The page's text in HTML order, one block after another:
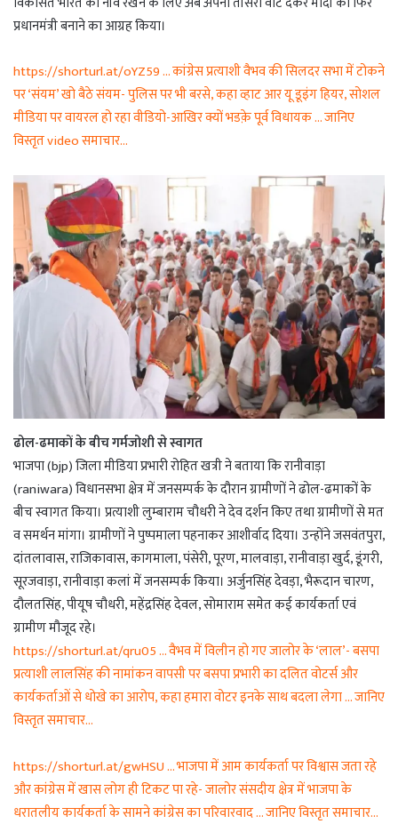
प्रधानमंत्री बनाने का आग्रह किया।
https://shorturl.at/oYZ59 … कांग्रेस प्रत्याशी वैभव की सिलदर सभा में टोकने
पर ‘संयम’ खो बैठे संयम- पुलिस पर भी बरसे, कहा व्हाट आर यू डूइंग हियर, सोशल
मीडिया पर वायरल हो रहा वीडियो-आखिर क्यों भडक़े पूर्व विधायक … जानिए
विस्तृत video समाचार…
ढोल-ढमाकों के बीच गर्मजोशी से स्वागत
भाजपा (bjp) जिला मीडिया प्रभारी रोहित खत्री ने बताया कि रानीवाड़ा
(raniwara) विधानसभा क्षेत्र में जनसम्पर्क के दौरान ग्रामीणों ने ढोल-ढमाकों के
बीच स्वागत किया। प्रत्याशी लुम्बाराम चौधरी ने देव दर्शन किए तथा ग्रामीणों से मत
व समर्थन मांगा। ग्रामीणों ने पुष्पमाला पहनाकर आशीर्वाद दिया। उन्होंने जसवंतपुरा,
दांतलावास, राजिकावास, कागमाला, पंसेरी, पूरण, मालवाड़ा, रानीवाड़ा खुर्द, डूंगरी,
सूरजवाड़ा, रानीवाड़ा कलां में जनसम्पर्क किया। अर्जुनसिंह देवड़ा, भैरूदान चारण,
दौलतसिंह, पीयूष चौधरी, महेंद्रसिंह देवल, सोमाराम समेत कई कार्यकर्ता एवं
ग्रामीण मौजूद रहे।
https://shorturl.at/qru05 … वैभव में विलीन हो गए जालोर के ‘लाल’- बसपा
प्रत्याशी लालसिंह की नामांकन वापसी पर बसपा प्रभारी का दलित वोटर्स और
कार्यकर्ताओं से धोखे का आरोप, कहा हमारा वोटर इनके साथ बदला लेगा … जानिए
विस्तृत समाचार…
https://shorturl.at/gwHSU … भाजपा में आम कार्यकर्ता पर विश्वास जता रहे
और कांग्रेस में खास लोग ही टिकट पा रहे- जालोर संसदीय क्षेत्र में भाजपा के
धरातलीय कार्यकर्ता के सामने कांग्रेस का परिवारवाद … जानिए विस्तृत समाचार…